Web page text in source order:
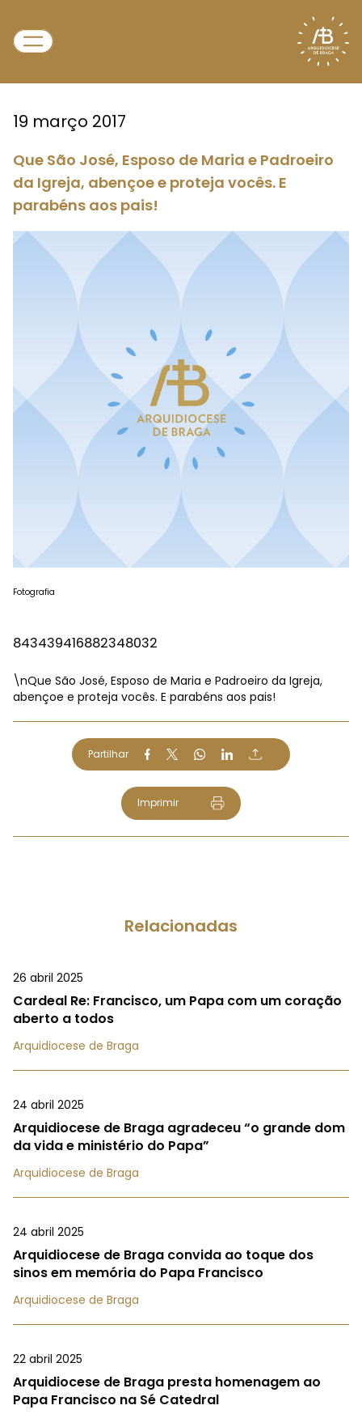
19 março 2017
Que São José, Esposo de Maria e Padroeiro
da Igreja, abençoe e proteja vocês. E
parabéns aos pais!
Fotografia
843439416882348032
\nQue São José, Esposo de Maria e Padroeiro da Igreja,
abençoe e proteja vocês. E parabéns aos pais!
Partilhar
Imprimir
Relacionadas
26 abril 2025
Cardeal Re: Francisco, um Papa com um coração
aberto a todos
Arquidiocese de Braga
24 abril 2025
Arquidiocese de Braga agradeceu “o grande dom
da vida e ministério do Papa”
Arquidiocese de Braga
24 abril 2025
Arquidiocese de Braga convida ao toque dos
sinos em memória do Papa Francisco
Arquidiocese de Braga
22 abril 2025
Arquidiocese de Braga presta homenagem ao
Papa Francisco na Sé Catedral